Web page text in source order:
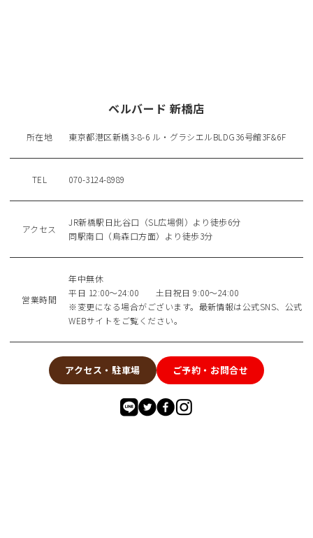
ベルバード 新橋店
所在地 東京都港区新橋3-8-6 ル・グラシエルBLDG36号館3F&6F
TEL 070-3124-8989
アクセス
JR新橋駅日比谷口（SL広場側）より徒歩6分
同駅南口（烏森口方面）より徒歩3分
営業時間
年中無休
平日 12:00～24:00 土日祝日 9:00～24:00
※変更になる場合がございます。最新情報は公式SNS、公式
WEBサイトをご覧ください。
アクセス・駐車場 ご予約・お問合せ